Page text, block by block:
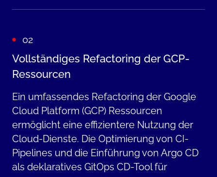
02
Vollständiges Refactoring der GCP-
Ressourcen
Ein umfassendes Refactoring der Google
Cloud Platform (GCP) Ressourcen
ermöglicht eine effizientere Nutzung der
Cloud-Dienste. Die Optimierung von CI-
Pipelines und die Einführung von Argo CD
als deklaratives GitOps CD-Tool für